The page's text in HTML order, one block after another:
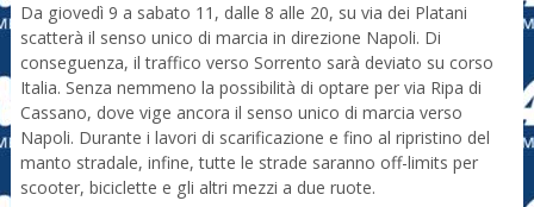
Da giovedì 9 a sabato 11, dalle 8 alle 20, su via dei Platani
scatterà il senso unico di marcia in direzione Napoli. Di
conseguenza, il traffico verso Sorrento sarà deviato su corso
Italia. Senza nemmeno la possibilità di optare per via Ripa di
Cassano, dove vige ancora il senso unico di marcia verso
Napoli. Durante i lavori di scarificazione e fino al ripristino del
manto stradale, infine, tutte le strade saranno off-limits per
scooter, biciclette e gli altri mezzi a due ruote.